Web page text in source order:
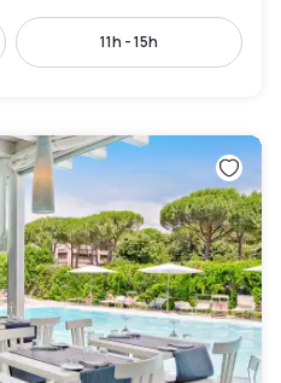
11h - 15h